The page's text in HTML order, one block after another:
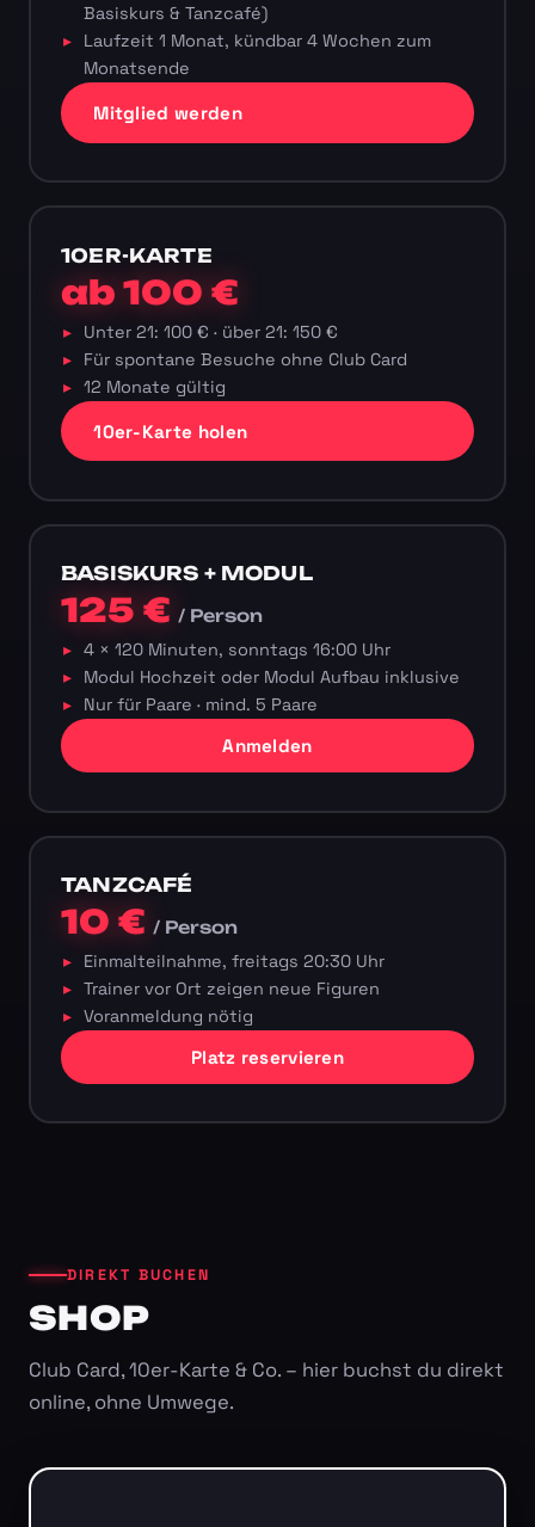
Basiskurs & Tanzcafé)
Laufzeit 1 Monat, kündbar 4 Wochen zum
Monatsende
Mitglied werden
10ER-KARTE
ab 100 €
Unter 21: 100 € · über 21: 150 €
Für spontane Besuche ohne Club Card
12 Monate gültig
10er-Karte holen
BASISKURS + MODUL
125 €/ Person
4 × 120 Minuten, sonntags 16:00 Uhr
Modul Hochzeit oder Modul Aufbau inklusive
Nur für Paare · mind. 5 Paare
Anmelden
TANZCAFÉ
10 €/ Person
Einmalteilnahme, freitags 20:30 Uhr
Trainer vor Ort zeigen neue Figuren
Voranmeldung nötig
Platz reservieren
DIREKT BUCHEN
SHOP
Club Card, 10er-Karte & Co. – hier buchst du direkt
online, ohne Umwege.